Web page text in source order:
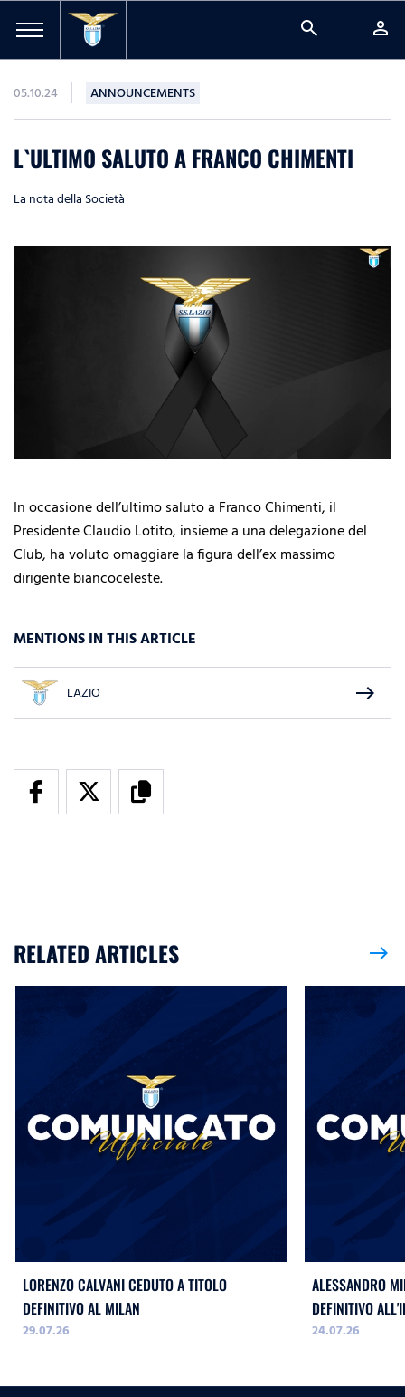
search person
05.10.24 ANNOUNCEMENTS
L`ULTIMO SALUTO A FRANCO CHIMENTI
La nota della Società
In occasione dell’ultimo saluto a Franco Chimenti, il
Presidente Claudio Lotito, insieme a una delegazione del
Club, ha voluto omaggiare la figura dell’ex massimo
dirigente biancoceleste.
MENTIONS IN THIS ARTICLE
LAZIO east
RELATED ARTICLES east
LORENZO CALVANI CEDUTO A TITOLO
DEFINITIVO AL MILAN
29.07.26
ALESSANDRO
DEFINITIVO
24.07.26